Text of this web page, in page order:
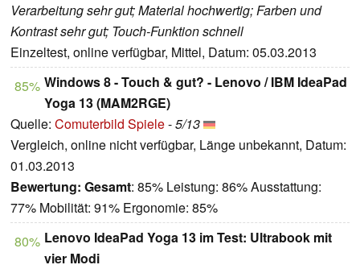
Verarbeitung sehr gut; Material hochwertig; Farben und
Kontrast sehr gut; Touch-Funktion schnell
Einzeltest, online verfügbar, Mittel, Datum: 05.03.2013
85% Windows 8 - Touch & gut? - Lenovo / IBM IdeaPad
Yoga 13 (MAM2RGE)
Quelle: Comuterbild Spiele-5/13
Vergleich, online nicht verfügbar, Länge unbekannt, Datum:
01.03.2013
Bewertung: Gesamt: 85% Leistung: 86% Ausstattung:
77% Mobilität: 91% Ergonomie: 85%
80% Lenovo IdeaPad Yoga 13 im Test: Ultrabook mit
vier Modi